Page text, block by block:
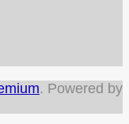
. Powered by